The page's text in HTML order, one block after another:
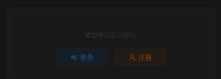
请登录后发表评论
登录 注册